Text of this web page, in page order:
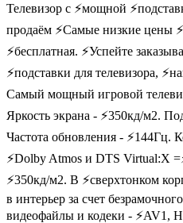
Телевизор с ⚡мощной
продаëм ⚡Самые низкие цены
⚡бесплатная. ⚡Успейте
⚡подставки для телевизора,
Самый мощный игровой
Яркость экрана - ⚡350кд/м2.
Частота обновления - ⚡144Гц.
⚡Dolby Atmos и DTS Virtual:X
⚡350кд/м2. В ⚡сверхтонком
в интерьер за счет
видеофайлы и кодеки - ⚡AV1,